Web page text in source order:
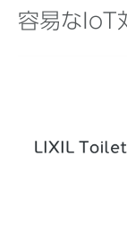
容易なIoT